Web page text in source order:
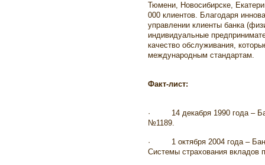
Тюмени, Новосибирске,
000 клиентов. Благодаря
управлении клиенты банка
индивидуальные
качество обслуживания,
международным стандартам.
Факт-лист:
·
14 декабря 1990 года –
№1189.
·
1 октября 2004 года –
Системы страхования вкладов